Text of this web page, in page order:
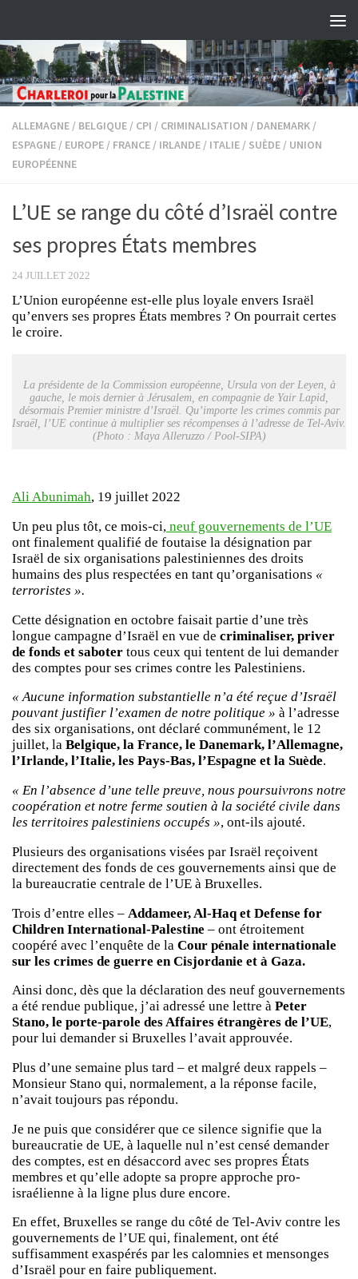
ALLEMAGNE / BELGIQUE / CPI / CRIMINALISATION / DANEMARK /
ESPAGNE / EUROPE / FRANCE / IRLANDE / ITALIE / SUÈDE / UNION
EUROPÉENNE
L’UE se range du côté d’Israël contre
ses propres États membres
24 JUILLET 2022
L’Union européenne est-elle plus loyale envers Israël
qu’envers ses propres États membres ? On pourrait certes
le croire.
La présidente de la Commission européenne, Ursula von der Leyen, à
gauche, le mois dernier à Jérusalem, en compagnie de Yair Lapid,
désormais Premier ministre d’Israël. Qu’importe les crimes commis par
Israël, l’UE continue à multiplier ses récompenses à l’adresse de Tel-Aviv.
(Photo : Maya Alleruzzo / Pool-SIPA)
Ali Abunimah, 19 juillet 2022
Un peu plus tôt, ce mois-ci, neuf gouvernements de l’UE
ont finalement qualifié de foutaise la désignation par
Israël de six organisations palestiniennes des droits
humains des plus respectées en tant qu’organisations «
terroristes ».
Cette désignation en octobre faisait partie d’une très
longue campagne d’Israël en vue de criminaliser, priver
de fonds et saboter tous ceux qui tentent de lui demander
des comptes pour ses crimes contre les Palestiniens.
« Aucune information substantielle n’a été reçue d’Israël
pouvant justifier l’examen de notre politique » à l’adresse
des six organisations, ont déclaré communément, le 12
juillet, la Belgique, la France, le Danemark, l’Allemagne,
l’Irlande, l’Italie, les Pays-Bas, l’Espagne et la Suède.
« En l’absence d’une telle preuve, nous poursuivrons notre
coopération et notre ferme soutien à la société civile dans
les territoires palestiniens occupés », ont-ils ajouté.
Plusieurs des organisations visées par Israël reçoivent
directement des fonds de ces gouvernements ainsi que de
la bureaucratie centrale de l’UE à Bruxelles.
Trois d’entre elles – Addameer, Al-Haq et Defense for
Children International-Palestine – ont étroitement
coopéré avec l’enquête de la Cour pénale internationale
sur les crimes de guerre en Cisjordanie et à Gaza.
Ainsi donc, dès que la déclaration des neuf gouvernements
a été rendue publique, j’ai adressé une lettre à Peter
Stano, le porte-parole des Affaires étrangères de l’UE,
pour lui demander si Bruxelles l’avait approuvée.
Plus d’une semaine plus tard – et malgré deux rappels –
Monsieur Stano qui, normalement, a la réponse facile,
n’avait toujours pas répondu.
Je ne puis que considérer que ce silence signifie que la
bureaucratie de UE, à laquelle nul n’est censé demander
des comptes, est en désaccord avec ses propres États
membres et qu’elle adopte sa propre approche pro-
israélienne à la ligne plus dure encore.
En effet, Bruxelles se range du côté de Tel-Aviv contre les
gouvernements de l’UE qui, finalement, ont été
suffisamment exaspérés par les calomnies et mensonges
d’Israël pour en faire publiquement.